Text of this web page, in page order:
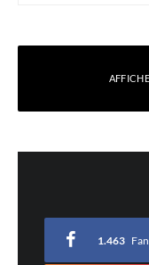
*
Commentaire*
1.463